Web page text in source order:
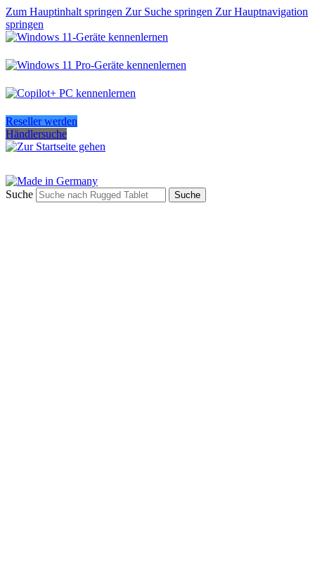
Zum Hauptinhalt springen Zur Suche springen Zur Hauptnavigation
springen
Reseller werden
Händlersuche
Suche Suche